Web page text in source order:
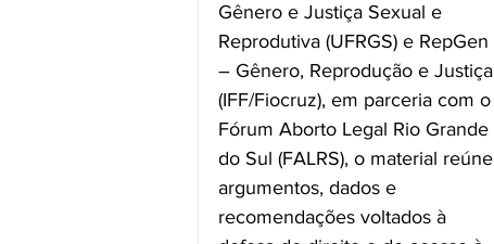
Gênero e Justiça Sexual e
Reprodutiva (UFRGS) e RepGen
– Gênero, Reprodução e Justiça
(IFF/Fiocruz), em parceria com o
Fórum Aborto Legal Rio Grande
do Sul (FALRS), o material reúne
argumentos, dados e
recomendações voltados à